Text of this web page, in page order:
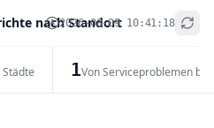
nach Standort
2026-08-09 10:41:18
1Von Serviceproblemen
+